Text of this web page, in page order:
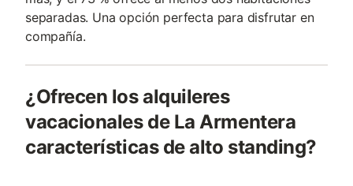
separadas. Una opción perfecta para disfrutar en
compañía.
¿Ofrecen los alquileres
vacacionales de La Armentera
características de alto standing?